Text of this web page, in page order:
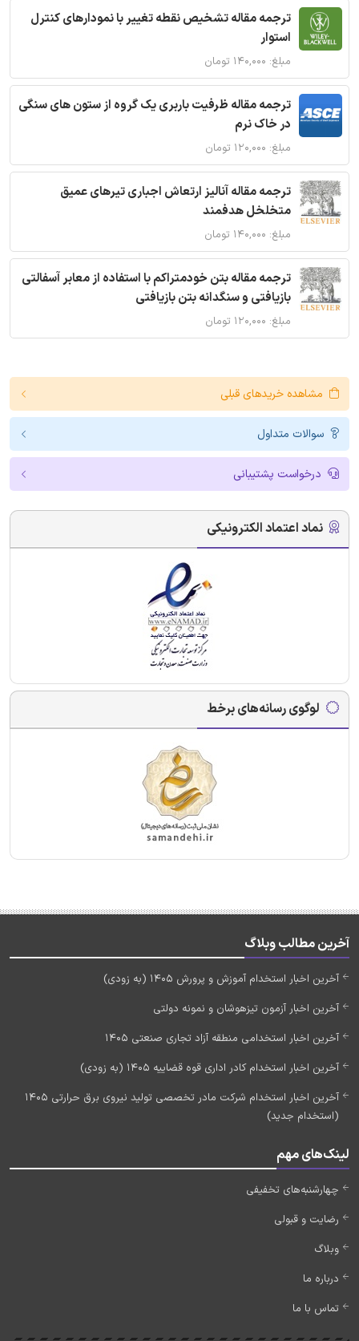
ترجمه مقاله تشخیص نقطه تغییر با نمودارهای کنترل
استوار
مبلغ: ۱۴۰,۰۰۰ تومان
ترجمه مقاله ظرفیت باربری یک گروه از ستون های سنگی
در خاک نرم
مبلغ: ۱۲۰,۰۰۰ تومان
ترجمه مقاله آنالیز ارتعاش اجباری تیرهای عمیق
متخلخل هدفمند
مبلغ: ۱۴۰,۰۰۰ تومان
ترجمه مقاله بتن خودمتراکم با استفاده از معابر آسفالتی
بازیافتی و سنگدانه بتن بازیافتی
مبلغ: ۱۲۰,۰۰۰ تومان
مشاهده خریدهای قبلی
سوالات متداول
درخواست پشتیبانی
نماد اعتماد الکترونیکی
لوگوی رسانه‌های برخط
آخرین مطالب وبلاگ
آخرین اخبار استخدام آموزش و پرورش 1405 (به زودی)
آخرین اخبار آزمون تیزهوشان و نمونه دولتی
آخرین اخبار استخدامی منطقه آزاد تجاری صنعتی 1405
آخرین اخبار استخدام کادر اداری قوه قضاییه 1405 (به زودی)
آخرین اخبار استخدام شرکت مادر تخصصی تولید نیروی برق حرارتی 1405
(استخدام جدید)
لینک‌های مهم
چهارشنبه‌های تخفیفی
رضایت و قبولی
وبلاگ
درباره ما
تماس با ما